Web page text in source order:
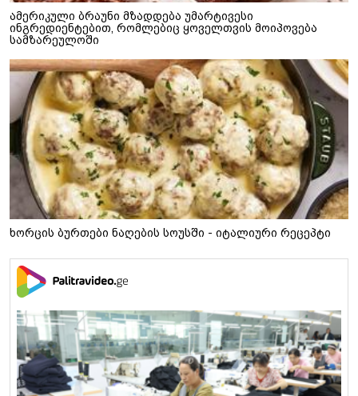
ამერიკული ბრაუნი მზადდება უმარტივესი
ინგრედიენტებით, რომლებიც ყოველთვის მოიპოვება
სამზარეულოში
ხორცის ბურთები ნაღების სოუსში - იტალიური რეცეპტი